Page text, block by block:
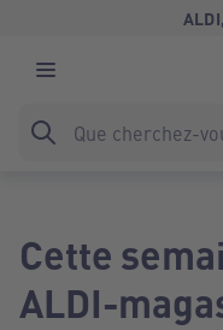
Cette
ALDI-